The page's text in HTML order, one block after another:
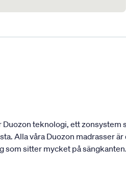
teknologi, ett
Alla våra Duozon madrasser
sitter mycket på